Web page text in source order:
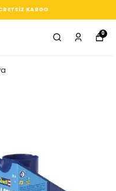
TARZINA DAIR KÜÇÜK BIR IMZA
0